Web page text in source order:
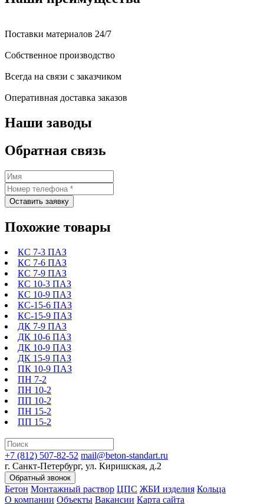
Поставки материалов 24/7
Собственное производство
Всегда на связи с заказчиком
Оперативная доставка заказов
Наши заводы
Обратная связь
Оставить заявку
Похожие товары
КС 7-3 ПАЗ
КС 7-6 ПАЗ
КС 7-9 ПАЗ
КС 10-3 ПАЗ
КС 10-9 ПАЗ
КС-15-6 ПАЗ
КС-15-9 ПАЗ
ДК 7-9 ПАЗ
ДК 10-6 ПАЗ
ДК 10-9 ПАЗ
ДК 15-9 ПАЗ
ПК 10-9 ПАЗ
ПН 7-2
ПН 10-2
ПП 10-2
ПН 15-2
ПП 15-2
+7 (812) 507-82-52 mail@beton-standart.ru
г. Санкт-Петербург, ул. Киришская, д.2
Обратный звонок
Бетон Монтажный раствор ЦПС ЖБИ изделия Кольца
О компании Объекты Вакансии Карта сайта